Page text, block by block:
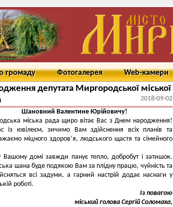
громаду Фотогалерея Web-камери
депутата Миргородської міської
2018-09-02
Шановний Валентине Юрійовичу!
міська рада щиро вітає Вас з Днем народження!
із ювілеєм, зичимо Вам здійснення всіх планів та
міцного здоров’я, людського щастя та сімейного
Вашому домі завжди панує тепло, добробут і затишок.
шана буде подякою Вам за плідну працю, чуйність та
всі задуми, а гарний настрій додає наснаги у
роботі.
Із повагою
міський голова Сергій Соломаха,